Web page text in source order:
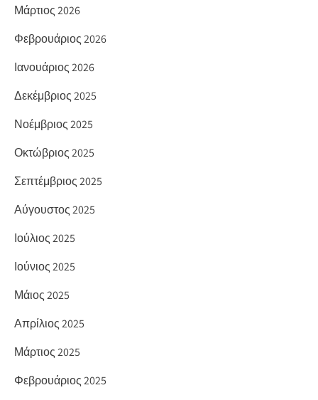
Μάρτιος 2026
Φεβρουάριος 2026
Ιανουάριος 2026
Δεκέμβριος 2025
Νοέμβριος 2025
Οκτώβριος 2025
Σεπτέμβριος 2025
Αύγουστος 2025
Ιούλιος 2025
Ιούνιος 2025
Μάιος 2025
Απρίλιος 2025
Μάρτιος 2025
Φεβρουάριος 2025